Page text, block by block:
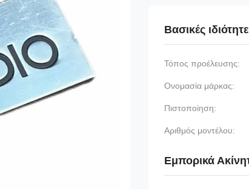
Βασικές
Τόπος προέλευσης:
Ονομασία μάρκας:
Πιστοποίηση:
Αριθμός μοντέλου:
Εμπορικά